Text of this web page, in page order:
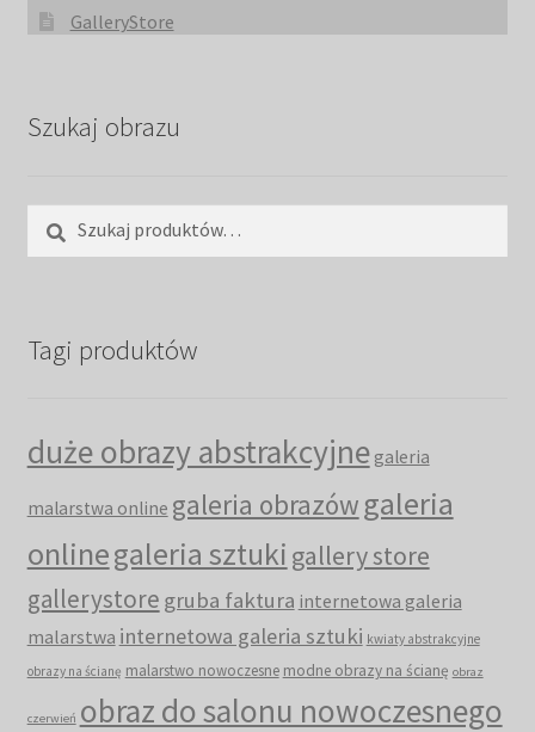
GalleryStore
Szukaj obrazu
Tagi produktów
duże obrazy abstrakcyjne galeria
malarstwa online galeria obrazów galeria
onlinegaleria sztuki gallery store
gallerystore gruba faktura internetowa galeria
malarstwa internetowa galeria sztuki kwiaty abstrakcyjne
obrazy na ścianę malarstwo nowoczesne modne obrazy na ścianę obraz
czerwień obraz do salonu nowoczesnego